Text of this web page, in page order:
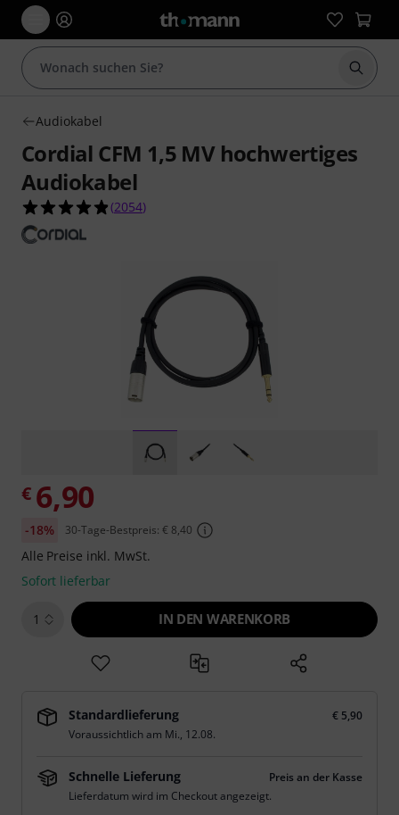
Suche
Audiokabel
Cordial CFM 1,5 MV hochwertiges
Audiokabel
4.8 von 5 Sternen aus 2054
(2054)
€ 6,90
-18% 30-Tage-Bestpreis: € 8,40
Alle Preise inkl. MwSt.
Sofort lieferbar
1 IN DEN WARENKORB
Standardlieferung
€ 5,90
Voraussichtlich am Mi., 12.08.
Schnelle Lieferung
Preis an der Kasse
Lieferdatum wird im Checkout angezeigt.